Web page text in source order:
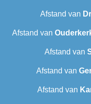
Afstand van
Afstand van
Afstand van
Afstand van
Afstand van